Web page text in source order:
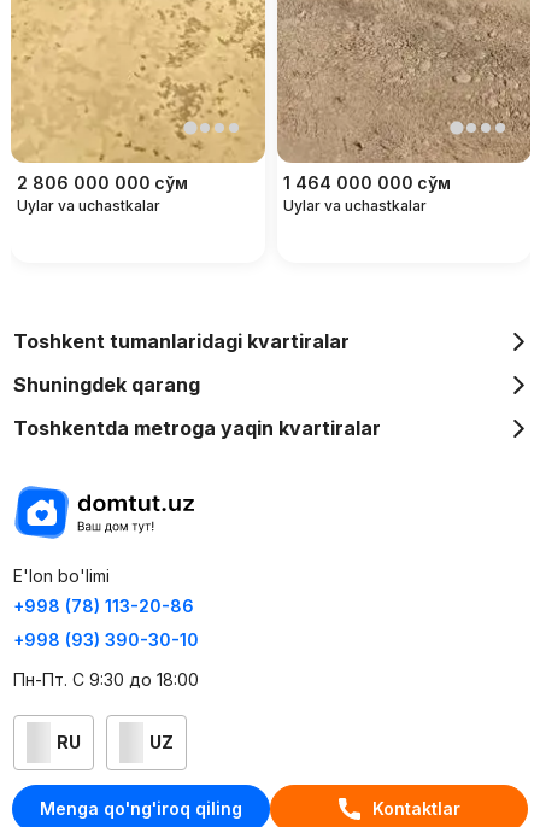
Menga qo'ng'iroq qiling Kontaktlar
2 806 000 000 сўм
Uylar va uchastkalar
1 464 000 000 сўм
Uylar va uchastkalar
Toshkent tumanlaridagi kvartiralar
Shuningdek qarang
Toshkentda metroga yaqin kvartiralar
E'lon bo'limi
+998 (78) 113-20-86
+998 (93) 390-30-10
Пн-Пт. С 9:30 до 18:00
RU UZ
Kontaktlar